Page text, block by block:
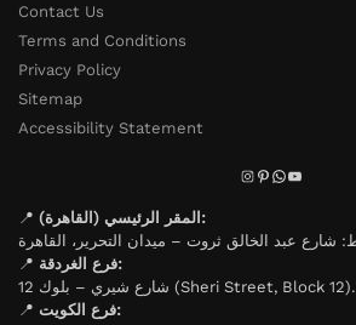
Contact Us
Terms and Conditions
Privacy Policy
Sitemap
Accessibility Statement
📍
المقر الرئيسي (القاهرة):
📍
فرع الغردقة:
شارع شيري – بلوك 12 (Sheri Street, Block 12).
📍
فرع الكويت: